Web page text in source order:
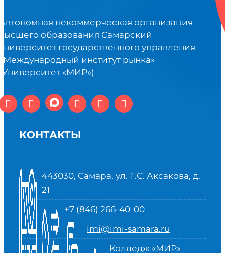
некоммерческая организация
образования Самарский
государственного управления
институт рынка»
«МИР»)
КОНТАКТЫ
443030, Самара, ул. Г.С. Аксакова, д.
21
+7 (846) 266-40-00
imi@imi-samara.ru
Колледж «МИР»